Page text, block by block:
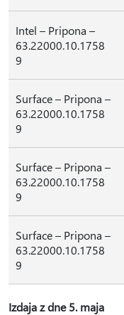
Intel – Pripona –
63.22000.10.1758
9
Surface – Pripona –
63.22000.10.1758
9
Surface – Pripona –
63.22000.10.1758
9
Surface – Pripona –
63.22000.10.1758
9
Izdaja z dne 5. maja